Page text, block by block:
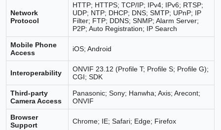
Network
Protocol
HTTP; HTTPS; TCP/IP; IPv4; IPv6; RTSP;
UDP; NTP; DHCP; DNS; SMTP; UPnP; IP
Filter; FTP; DDNS; SNMP; Alarm Server;
P2P; Auto Registration; IP Search
Mobile Phone
Access
iOS; Android
Interoperability
ONVIF 23.12 (Profile T; Profile S; Profile G);
CGI; SDK
Third-party
Camera Access
Panasonic; Sony; Hanwha; Axis; Arecont;
ONVIF
Browser
Support
Chrome; IE; Safari; Edge; Firefox